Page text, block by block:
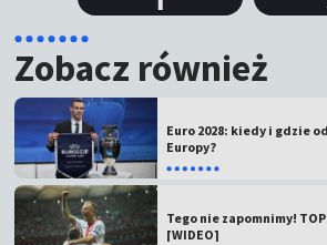
Zobacz również
Euro 2028: kiedy i gdzie
Europy?
Tego nie zapomnimy!
[WIDEO]